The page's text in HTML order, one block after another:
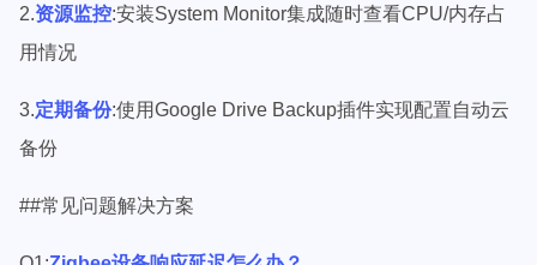
2.资源监控:安装System Monitor集成随时查看CPU/内存占
用情况
3.定期备份:使用Google Drive Backup插件实现配置自动云
备份
##常见问题解决方案